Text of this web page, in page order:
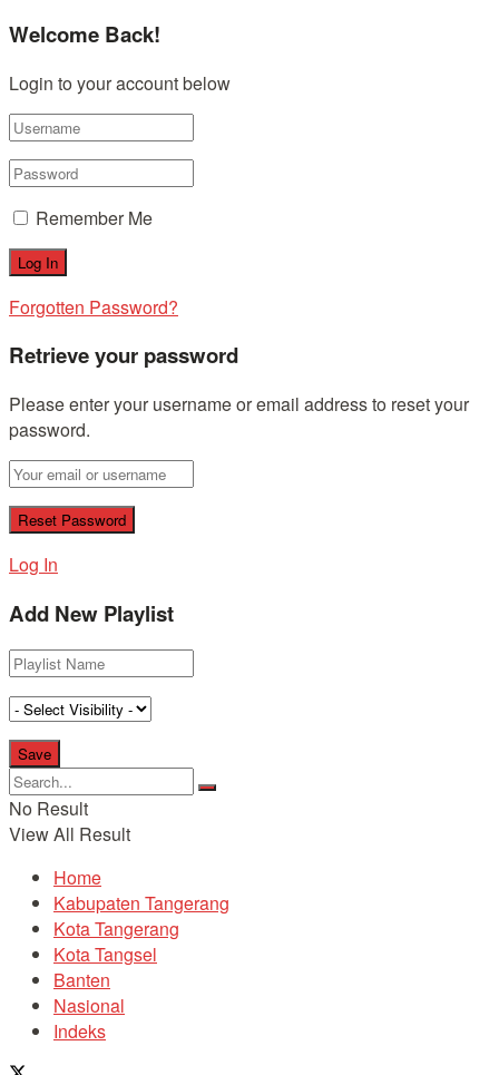
Welcome Back!
Login to your account below
Remember Me
Forgotten Password?
Retrieve your password
Please enter your username or email address to reset your
password.
Log In
Add New Playlist
No Result
View All Result
Home
Kabupaten Tangerang
Kota Tangerang
Kota Tangsel
Banten
Nasional
Indeks